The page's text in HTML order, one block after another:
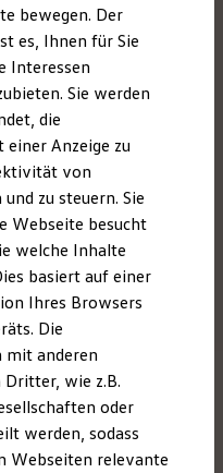
Sicherheitssysteme
Produkte
Elektrofahrzeuge
für Privatkunden
bewegen. Der
es, Ihnen für Sie
Interessen
Sie werden
die
einer Anzeige zu
von
zu steuern. Sie
Webseite besucht
welche Inhalte
basiert auf einer
Ihres Browsers
Die
anderen
wie z.B.
oder
werden, sodass
Webseiten relevante